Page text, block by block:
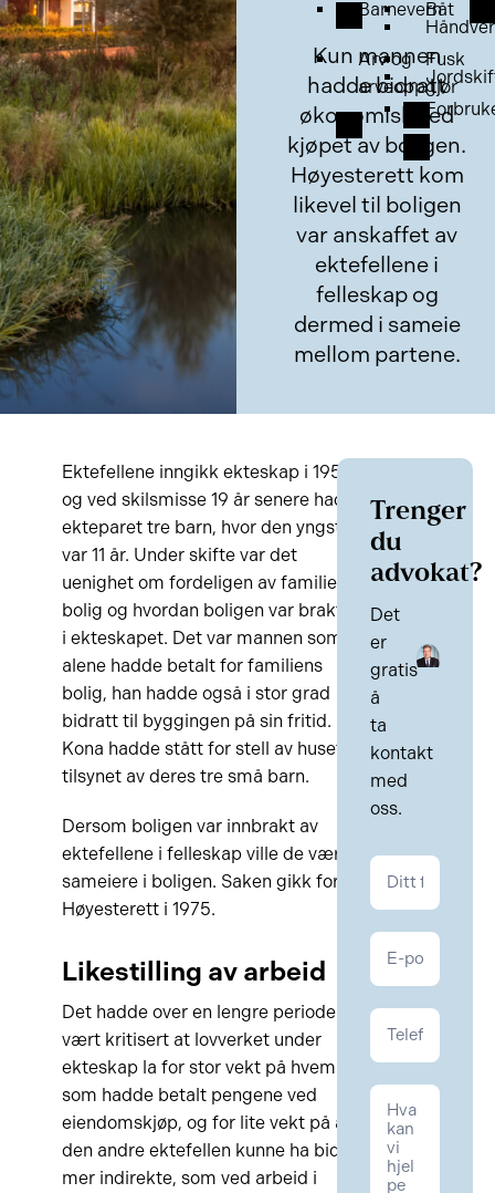
Barnevern
Arv og
arveoppgjør
Båt
Fusk
Kun mannen
hadde bidratt
økonomisk ved
kjøpet av boligen.
Høyesterett kom
likevel til boligen
var anskaffet av
ektefellene i
felleskap og
dermed i sameie
mellom partene.
Ektefellene inngikk ekteskap i 1952
og ved skilsmisse 19 år senere hadde
ekteparet tre barn, hvor den yngste
var 11 år. Under skifte var det
uenighet om fordeligen av familiens
bolig og hvordan boligen var brakt inn
i ekteskapet. Det var mannen som
alene hadde betalt for familiens
bolig, han hadde også i stor grad
bidratt til byggingen på sin fritid.
Kona hadde stått for stell av huset og
tilsynet av deres tre små barn.
Dersom boligen var innbrakt av
ektefellene i felleskap ville de være
sameiere i boligen. Saken gikk for
Høyesterett i 1975.
Likestilling av arbeid
Det hadde over en lengre periode
vært kritisert at lovverket under
ekteskap la for stor vekt på hvem
som hadde betalt pengene ved
eiendomskjøp, og for lite vekt på at
den andre ektefellen kunne ha bidratt
mer indirekte, som ved arbeid i
Trenger
du
advokat?
Det
er
gratis
å
ta
kontakt
med
oss.
Kontakt